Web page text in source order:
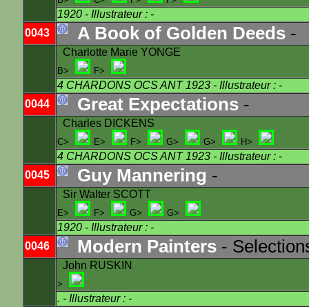
1920 - Illustrateur : -
0043
A Book of Golden Deeds -
Charlotte Marie YONGE
B> F>
4 CHARDONS OCS ANT 1923 - Illustrateur : -
0044
Great Expectations -
Charles DICKENS
C> E> F> G> G> H>
4 CHARDONS OCS ANT 1923 - Illustrateur : -
0045
Guy Mannering -
Sir Walter SCOTT
E> F> G> G>
1920 - Illustrateur : -
0046
Modern Painters -
John RUSKIN
>
. - Illustrateur : -